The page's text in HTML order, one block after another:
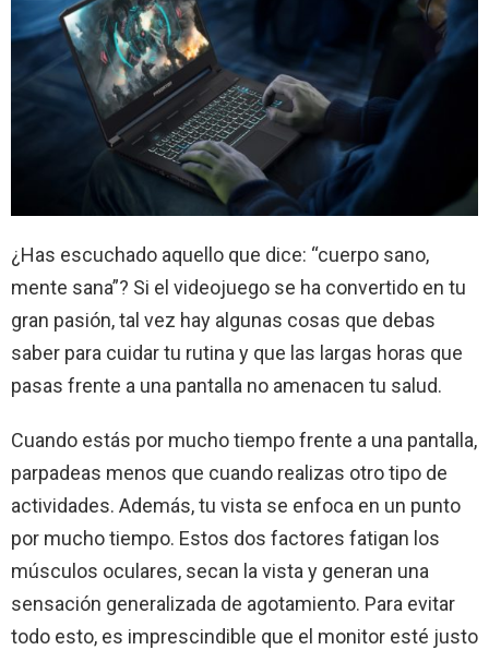
¿Has escuchado aquello que dice: “cuerpo sano,
mente sana”? Si el videojuego se ha convertido en tu
gran pasión, tal vez hay algunas cosas que debas
saber para cuidar tu rutina y que las largas horas que
pasas frente a una pantalla no amenacen tu salud.
Cuando estás por mucho tiempo frente a una pantalla,
parpadeas menos que cuando realizas otro tipo de
actividades. Además, tu vista se enfoca en un punto
por mucho tiempo. Estos dos factores fatigan los
músculos oculares, secan la vista y generan una
sensación generalizada de agotamiento. Para evitar
todo esto, es imprescindible que el monitor esté justo